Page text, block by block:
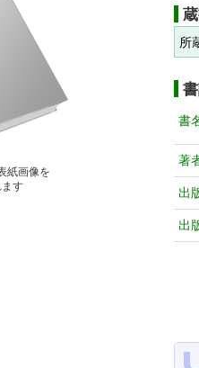
紙画像を
ます
所
書
著
出
出